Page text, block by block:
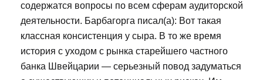
содержатся вопросы по всем сферам аудиторской
деятельности. Барбагорга писал(а): Вот такая
классная консистенция у сыра. В то же время
история с уходом с рынка старейшего частного
банка Швейцарии — серьезный повод задуматься